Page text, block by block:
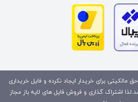
مالکیتی برای خریدار ایجاد نکرده و فایل خریداری
اشتراک گذاری و فروش فایل های لایه باز مجاز